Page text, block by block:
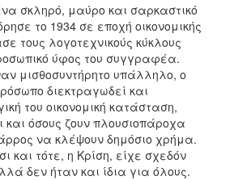
σκληρό, μαύρο και σαρκαστικό
το 1934 σε εποχή οικονομικής
τους λογοτεχνικούς κύκλους
ύφος του συγγραφέα.
μισθοσυντήρητο υπάλληλο, ο
διεκτραγωδεί και
του οικονομική κατάσταση,
όσους ζουν πλουσιοπάροχα
να κλέψουν δημόσιο χρήμα.
και τότε, η Κρίση, είχε σχεδόν
δεν ήταν και ίδια για όλους.